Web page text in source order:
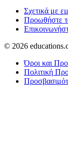
Σχετικά με
Προωθήστε
© 2026
Όροι και
Πολιτική